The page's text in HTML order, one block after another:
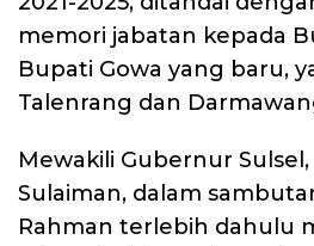
memori jabatan kepada
Bupati Gowa yang baru,
Talenrang dan
Mewakili Gubernur
Sulaiman, dalam
Rahman terlebih dahulu